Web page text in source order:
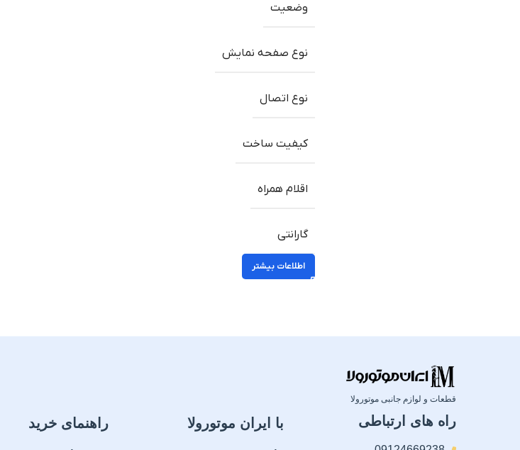
وضعیت
نوع صفحه نمایش
نوع اتصال
کیفیت ساخت
اقلام همراه
گارانتی
اطلاعات بیشتر
قطعات و لوازم جانبی موتورولا
راه های ارتباطی با ایران موتورولا راهنمای خرید